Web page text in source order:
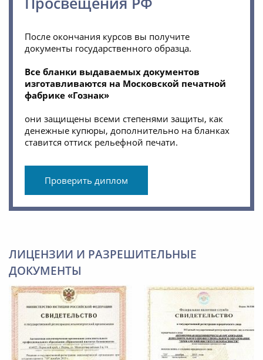
После окончания курсов вы получите
документы государственного образца.
Все бланки выдаваемых документов
изготавливаются на Московской печатной
фабрике «Гознак»
они защищены всеми степенями защиты, как
денежные купюры, дополнительно на бланках
ставится оттиск рельефной печати.
Проверить диплом
ЛИЦЕНЗИИ И РАЗРЕШИТЕЛЬНЫЕ
ДОКУМЕНТЫ